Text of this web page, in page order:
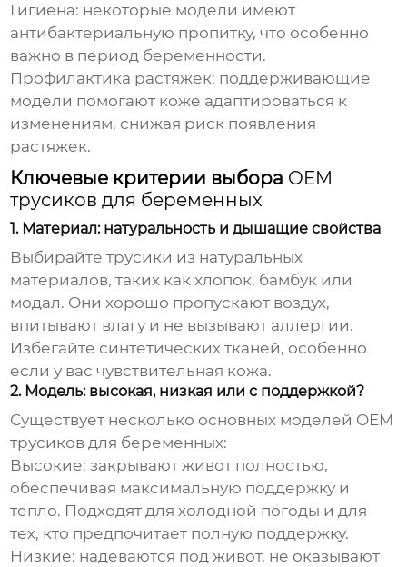
Гигиена: некоторые модели имеют
антибактериальную пропитку, что особенно
важно в период беременности.
Профилактика растяжек: поддерживающие
модели помогают коже адаптироваться к
изменениям, снижая риск появления
растяжек.
Ключевые критерии выбора OEM
трусиков для беременных
1. Материал: натуральность и дышащие свойства
Выбирайте трусики из натуральных
материалов, таких как хлопок, бамбук или
модал. Они хорошо пропускают воздух,
впитывают влагу и не вызывают аллергии.
Избегайте синтетических тканей, особенно
если у вас чувствительная кожа.
2. Модель: высокая, низкая или с поддержкой?
Существует несколько основных моделей OEM
трусиков для беременных:
Высокие: закрывают живот полностью,
обеспечивая максимальную поддержку и
тепло. Подходят для холодной погоды и для
тех, кто предпочитает полную поддержку.
Низкие: надеваются под живот, не оказывают